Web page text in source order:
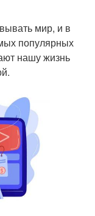
мир, и в
популярных
нашу жизнь